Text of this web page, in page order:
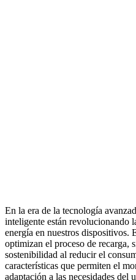
En la era de la tecnología
inteligente están revolucionando
energía en nuestros dispositivos.
optimizan el proceso de recarga,
sostenibilidad al reducir el
características que permiten el
adaptación a las necesidades del